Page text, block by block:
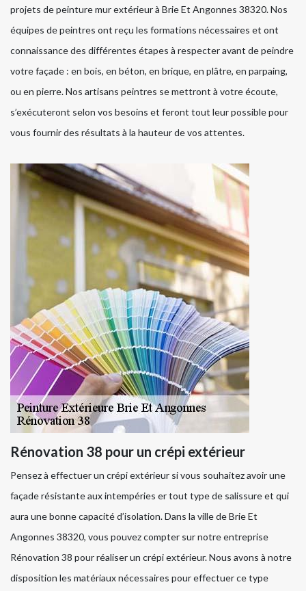
projets de peinture mur extérieur à Brie Et Angonnes 38320. Nos
équipes de peintres ont reçu les formations nécessaires et ont
connaissance des différentes étapes à respecter avant de peindre
votre façade : en bois, en béton, en brique, en plâtre, en parpaing,
ou en pierre. Nos artisans peintres se mettront à votre écoute,
s’exécuteront selon vos besoins et feront tout leur possible pour
vous fournir des résultats à la hauteur de vos attentes.
Rénovation 38 pour un crépi extérieur
Pensez à effectuer un crépi extérieur si vous souhaitez avoir une
façade résistante aux intempéries er tout type de salissure et qui
aura une bonne capacité d’isolation. Dans la ville de Brie Et
Angonnes 38320, vous pouvez compter sur notre entreprise
Rénovation 38 pour réaliser un crépi extérieur. Nous avons à notre
disposition les matériaux nécessaires pour effectuer ce type